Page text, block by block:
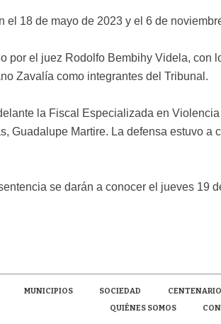
el 18 de mayo de 2023 y el 6 de
por el juez Rodolfo Bembihy Videla, con
Zavalía como integrantes del Tribunal.
la Fiscal Especializada en
Guadalupe Martire. La defensa estuvo a
se darán a conocer el jueves 19
MUNICIPIOS SOCIEDAD CENTENARIO
QUIÉNES SOMOS